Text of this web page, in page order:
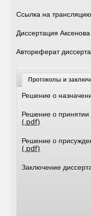
Ссылка на
Диссертация
Автореферат
Протоколы и
Решение о
Решение о
(.pdf)
Решение о
(.pdf)
Заключение